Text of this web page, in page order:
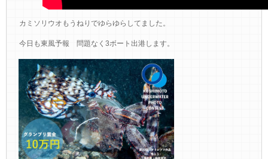
カミソリウオもうねりでゆらゆらしてました。
今日も東風予報 問題なく3ボート出港します。